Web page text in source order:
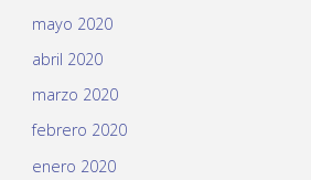
mayo 2020
abril 2020
marzo 2020
febrero 2020
enero 2020